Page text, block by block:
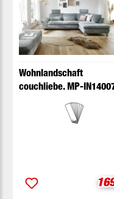
Wohnlandschaft
couchliebe. MP-
Cord aqua mit
Zusatzfunktionen